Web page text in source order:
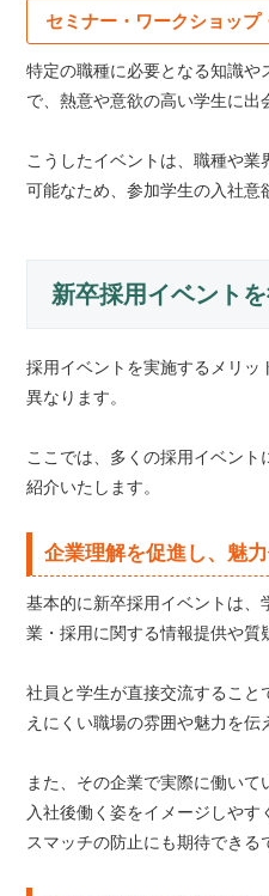
セミナー・ワークショップ
特定の職種に必要となる知識や
で、熱意や意欲の高い学生に出
こうしたイベントは、職種や
可能なため、参加学生の入社意
新卒採用イベント
採用イベントを実施するメリッ
異なります。
ここでは、多くの採用イベン
紹介いたします。
企業理解を促進し、魅
基本的に新卒採用イベントは、
業・採用に関する情報提供や質
社員と学生が直接交流するこ
えにくい職場の雰囲や魅力を伝
また、その企業で実際に働い
入社後働く姿をイメージしやす
スマッチの防止にも期待できる